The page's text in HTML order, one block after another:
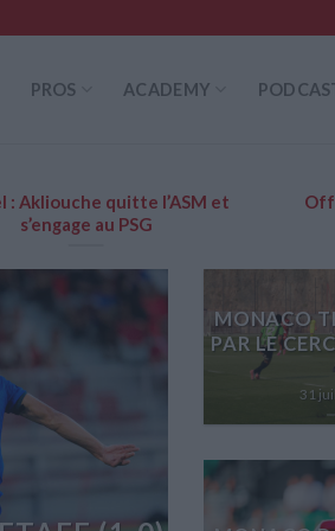
PROS ACADEMY
: Akliouche quitte l’ASM et
s’engage au PSG
MONACO
PAR LE
31